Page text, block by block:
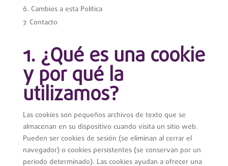
Cambios a esta Política
Contacto
1. ¿Qué es una cookie
y por qué la
utilizamos?
Las cookies son pequeños archivos de texto que se
almacenan en su dispositivo cuando visita un sitio web.
Pueden ser cookies de sesión (se eliminan al cerrar el
navegador) o cookies persistentes (se conservan por un
periodo determinado). Las cookies ayudan a ofrecer una